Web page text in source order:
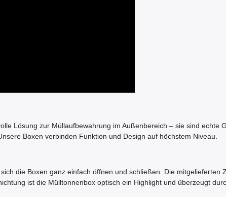
Lösung zur Müllaufbewahrung im Außenbereich – sie sind echte
Boxen verbinden Funktion und Design auf höchstem Niveau.
die Boxen ganz einfach öffnen und schließen. Die
ist die Mülltonnenbox optisch ein Highlight und überzeugt